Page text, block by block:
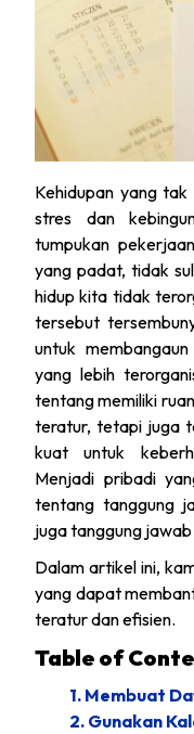
Kehidupan yang
stres dan
tumpukan
yang padat, tidak
hidup kita tidak
tersebut
untuk
yang lebih
tentang memiliki
teratur, tetapi juga
kuat untuk
Menjadi pribadi
tentang tanggung
juga tanggung
Dalam artikel ini,
yang dapat
teratur dan efisien.
Table of
1. Membuat
2. Gunakan